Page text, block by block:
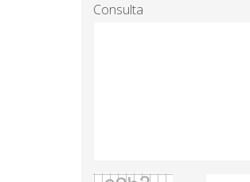
Consulta